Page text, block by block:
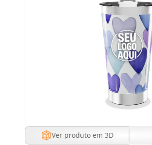
Ver produto em 3D